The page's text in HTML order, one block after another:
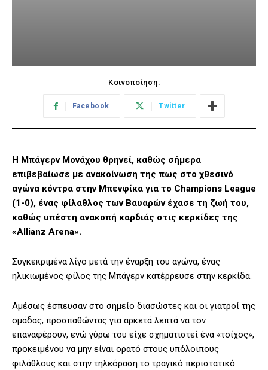
Κοινοποίηση:
Facebook Twitter
Η Μπάγερν Μονάχου θρηνεί, καθώς σήμερα
επιβεβαίωσε με ανακοίνωση της πως στο χθεσινό
αγώνα κόντρα στην Μπενφίκα για το Champions League
(1-0), ένας φίλαθλος των Βαυαρών έχασε τη ζωή του,
καθώς υπέστη ανακοπή καρδιάς στις κερκίδες της
«Allianz Arena».
Συγκεκριμένα λίγο μετά την έναρξη του αγώνα, ένας
ηλικιωμένος φίλος της Μπάγερν κατέρρευσε στην κερκίδα.
Αμέσως έσπευσαν στο σημείο διασώστες και οι γιατροί της
ομάδας, προσπαθώντας για αρκετά λεπτά να τον
επαναφέρουν, ενώ γύρω του είχε σχηματιστεί ένα «τοίχος»,
προκειμένου να μην είναι ορατό στους υπόλοιπους
φιλάθλους και στην τηλεόραση το τραγικό περιστατικό.